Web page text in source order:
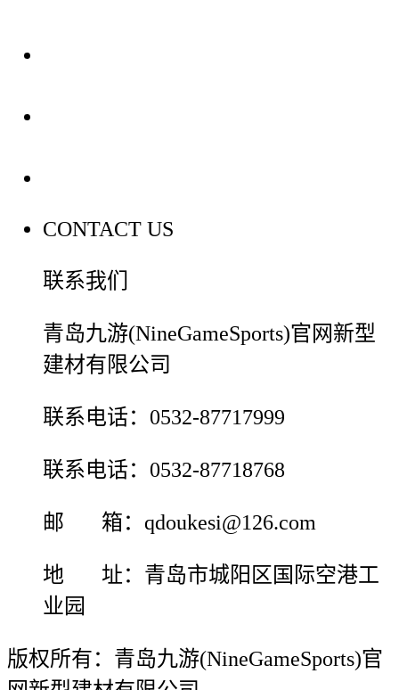
CONTACT US
联系我们
青岛九游(NineGameSports)官网新型
建材有限公司
联系电话：0532-87717999
联系电话：0532-87718768
邮 箱：qdoukesi@126.com
地 址：青岛市城阳区国际空港工
业园
版权所有：青岛九游(NineGameSports)官